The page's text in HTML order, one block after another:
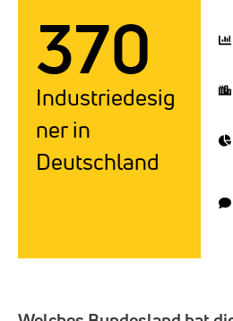
370
Industriedesig
ner in
Deutschland